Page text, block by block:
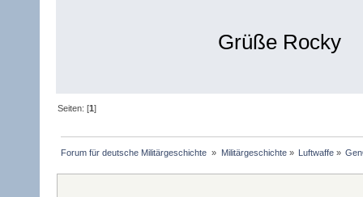
Grüße Rocky
Seiten: [1]
Forum für deutsche Militärgeschichte » Militärgeschichte» Luftwaffe»